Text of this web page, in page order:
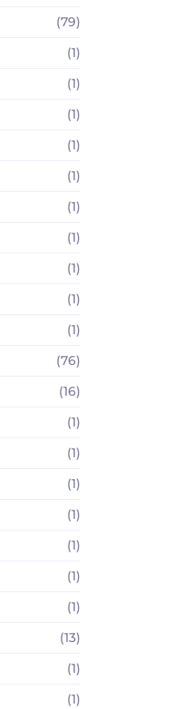
(79)
(1)
(1)
(1)
(1)
(1)
(1)
(1)
(1)
(1)
(1)
(76)
(16)
(1)
(1)
(1)
(1)
(1)
(1)
(1)
(13)
(1)
(1)